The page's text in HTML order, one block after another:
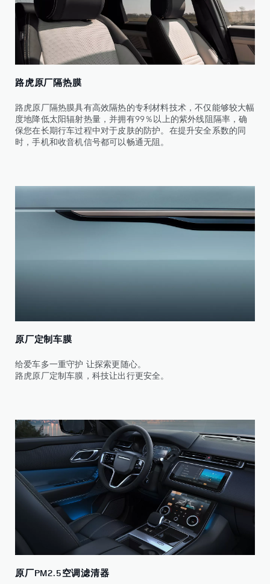
路虎原厂隔热膜
路虎原厂隔热膜具有高效隔热的专利材料技术，不仅能够较大幅
度地降低太阳辐射热量，并拥有99％以上的紫外线阻隔率，确
保您在长期行车过程中对于皮肤的防护。在提升安全系数的同
时，手机和收音机信号都可以畅通无阻。
原厂定制车膜
给爱车多一重守护 让探索更随心。
路虎原厂定制车膜，科技让出行更安全。
原厂PM2.5空调滤清器